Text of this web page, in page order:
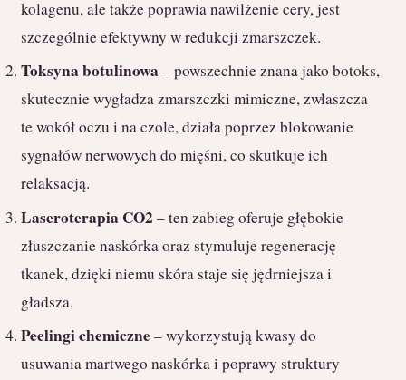
kolagenu, ale także poprawia nawilżenie cery, jest
szczególnie efektywny w redukcji zmarszczek.
Toksyna botulinowa – powszechnie znana jako botoks,
skutecznie wygładza zmarszczki mimiczne, zwłaszcza
te wokół oczu i na czole, działa poprzez blokowanie
sygnałów nerwowych do mięśni, co skutkuje ich
relaksacją.
Laseroterapia CO2– ten zabieg oferuje głębokie
złuszczanie naskórka oraz stymuluje regenerację
tkanek, dzięki niemu skóra staje się jędrniejsza i
gładsza.
Peelingi chemiczne– wykorzystują kwasy do
usuwania martwego naskórka i poprawy struktury